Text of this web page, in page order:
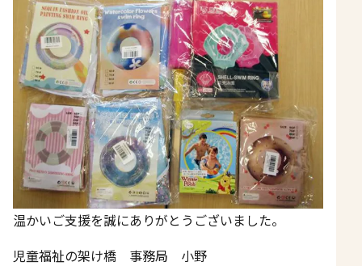
温かいご支援を誠にありがとうございました。
児童福祉の架け橋 事務局 小野